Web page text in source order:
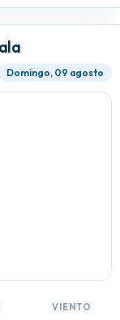
Domingo, 09 agosto
VIENTO